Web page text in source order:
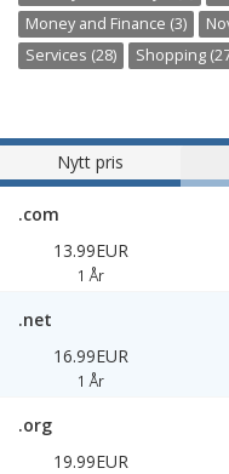
Money and Finance (3)
Services (28)
Shopping
Nytt pris
.com
13.99EUR
1 År
.net
16.99EUR
1 År
.org
19.99EUR